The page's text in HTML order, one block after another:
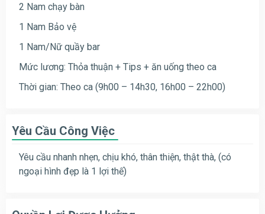
2 Nam chạy bàn
1 Nam Bảo vệ
1 Nam/Nữ quầy bar
Mức lương: Thỏa thuận + Tips + ăn uống theo ca
Thời gian: Theo ca (9h00 – 14h30, 16h00 – 22h00)
Yêu Cầu Công Việc
Yêu cầu nhanh nhẹn, chịu khó, thân thiện, thật thà, (có
ngoại hình đẹp là 1 lợi thế)